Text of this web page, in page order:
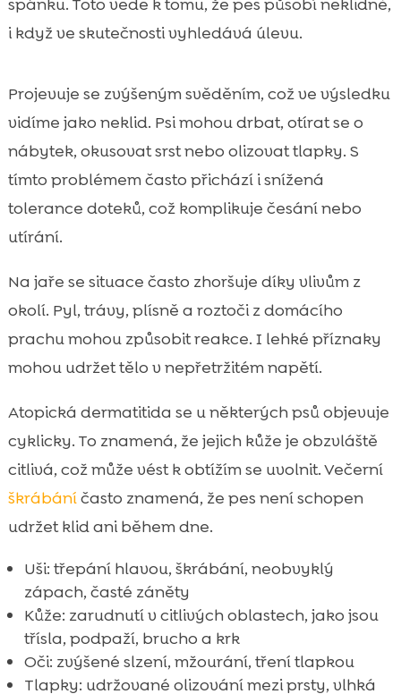
spánku. Toto vede k tomu, že pes působí neklidně,
i když ve skutečnosti vyhledává úlevu.
Projevuje se zvýšeným svěděním, což ve výsledku
vidíme jako neklid. Psi mohou drbat, otírat se o
nábytek, okusovat srst nebo olizovat tlapky. S
tímto problémem často přichází i snížená
tolerance doteků, což komplikuje česání nebo
utírání.
Na jaře se situace často zhoršuje díky vlivům z
okolí. Pyl, trávy, plísně a roztoči z domácího
prachu mohou způsobit reakce. I lehké příznaky
mohou udržet tělo v nepřetržitém napětí.
Atopická dermatitida se u některých psů objevuje
cyklicky. To znamená, že jejich kůže je obzvláště
citlivá, což může vést k obtížím se uvolnit. Večerní
škrábáníčasto znamená, že pes není schopen
udržet klid ani během dne.
Uši: třepání hlavou, škrábání, neobvyklý
zápach, časté záněty
Kůže: zarudnutí v citlivých oblastech, jako jsou
třísla, podpaží, brucho a krk
Oči: zvýšené slzení, mžourání, tření tlapkou
Tlapky: udržované olizování mezi prsty, vlhká